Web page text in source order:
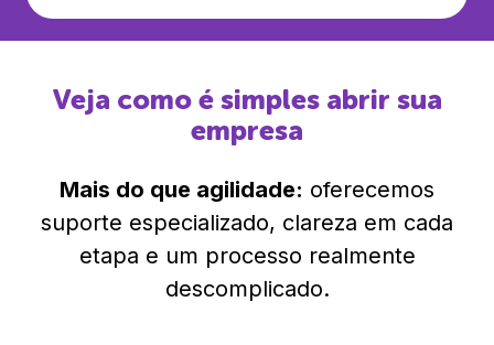
Veja como é simples abrir sua
empresa
Mais do que agilidade: oferecemos
suporte especializado, clareza em cada
etapa e um processo realmente
descomplicado.